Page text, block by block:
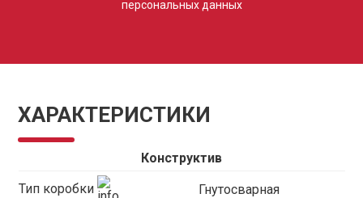
персональных данных
ХАРАКТЕРИСТИКИ
Конструктив
Тип коробки Гнутосварная